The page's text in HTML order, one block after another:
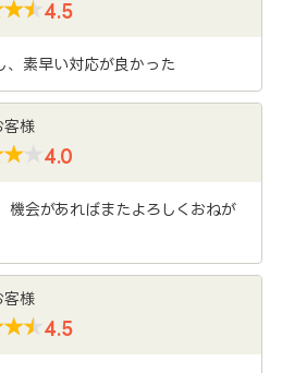
4.5
、素早い対応が良かった
客様
4.0
機会があればまたよろしくおねが
客様
4.5